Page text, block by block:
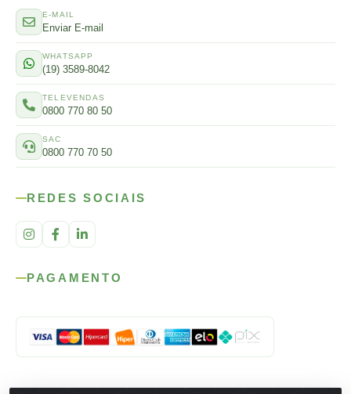
E-MAIL
Enviar E-mail
WHATSAPP
(19) 3589-8042
TELEVENDAS
0800 770 80 50
SAC
0800 770 70 50
REDES SOCIAIS
PAGAMENTO